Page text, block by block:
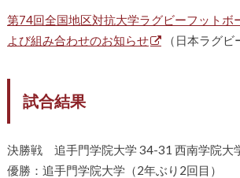
第74回全国地区対抗大学ラグビーフットボ
よび組み合わせのお知らせ
（日本ラグビ
試合結果
決勝戦 追手門学院大学 34-31 西南学院大
優勝：追手門学院大学（2年ぶり2回目）